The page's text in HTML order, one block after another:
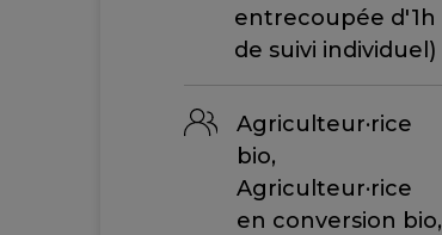
entrecoupée d'1h
de suivi individuel)
Agriculteur·rice
bio,
Agriculteur·rice
en conversion bio,